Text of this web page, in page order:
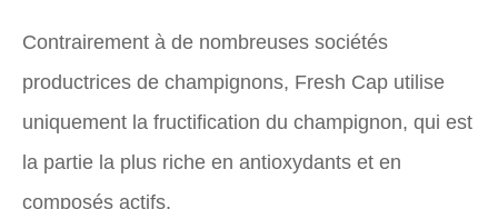
Contrairement à de nombreuses sociétés
productrices de champignons, Fresh Cap utilise
uniquement la fructification du champignon, qui est
la partie la plus riche en antioxydants et en
composés actifs.